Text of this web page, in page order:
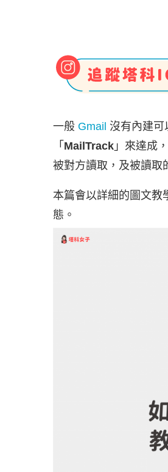
一般 Gmail 沒有內建
「 MailTrack 」來達成
被對方讀取，及被讀取
本篇會以詳細的圖文教
態。